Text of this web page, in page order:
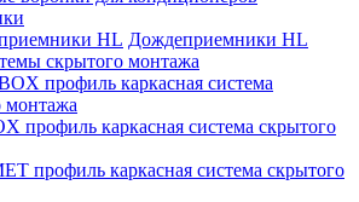
Дождеприемники HL
скрытого монтажа
профиль каркасная система скрытого